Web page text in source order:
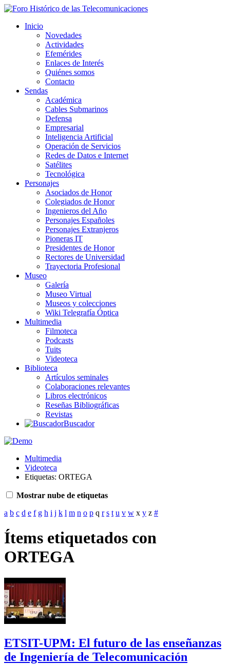
Inicio
Novedades
Actividades
Efemérides
Enlaces de Interés
Quiénes somos
Contacto
Sendas
Académica
Cables Submarinos
Defensa
Empresarial
Inteligencia Artificial
Operación de Servicios
Redes de Datos e Internet
Satélites
Tecnológica
Personajes
Asociados de Honor
Colegiados de Honor
Ingenieros del Año
Personajes Españoles
Personajes Extranjeros
Pioneras IT
Presidentes de Honor
Rectores de Universidad
Trayectoria Profesional
Museo
Galería
Museo Virtual
Museos y colecciones
Wiki Telegrafía Óptica
Multimedia
Filmoteca
Podcasts
Tuits
Videoteca
Biblioteca
Artículos seminales
Colaboraciones relevantes
Libros electrónicos
Reseñas Bibliográficas
Revistas
Buscador
Multimedia
Videoteca
Etiquetas: ORTEGA
Mostrar nube de etiquetas
a b c d e f g h i j k l m n o p q r s t u v w x y z #
Ítems etiquetados con
ORTEGA
ETSIT-UPM: El futuro de las enseñanzas
de Ingeniería de Telecomunicación